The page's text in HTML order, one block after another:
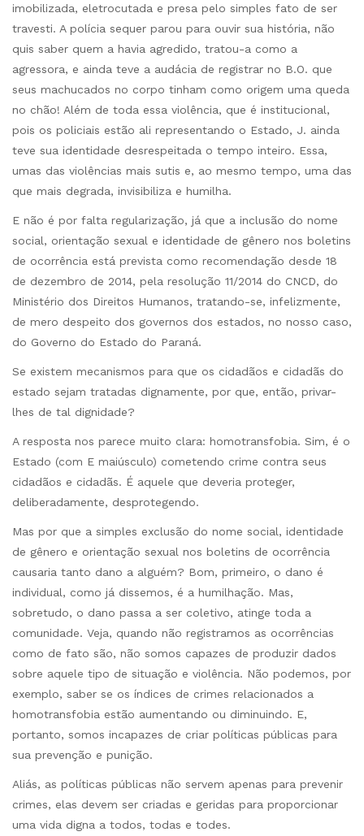
imobilizada, eletrocutada e presa pelo simples fato de ser
travesti. A polícia sequer parou para ouvir sua história, não
quis saber quem a havia agredido, tratou-a como a
agressora, e ainda teve a audácia de registrar no B.O. que
seus machucados no corpo tinham como origem uma queda
no chão! Além de toda essa violência, que é institucional,
pois os policiais estão ali representando o Estado, J. ainda
teve sua identidade desrespeitada o tempo inteiro. Essa,
umas das violências mais sutis e, ao mesmo tempo, uma das
que mais degrada, invisibiliza e humilha.
E não é por falta regularização, já que a inclusão do nome
social, orientação sexual e identidade de gênero nos boletins
de ocorrência está prevista como recomendação desde 18
de dezembro de 2014, pela resolução 11/2014 do CNCD, do
Ministério dos Direitos Humanos, tratando-se, infelizmente,
de mero despeito dos governos dos estados, no nosso caso,
do Governo do Estado do Paraná.
Se existem mecanismos para que os cidadãos e cidadãs do
estado sejam tratadas dignamente, por que, então, privar-
lhes de tal dignidade?
A resposta nos parece muito clara: homotransfobia. Sim, é o
Estado (com E maiúsculo) cometendo crime contra seus
cidadãos e cidadãs. É aquele que deveria proteger,
deliberadamente, desprotegendo.
Mas por que a simples exclusão do nome social, identidade
de gênero e orientação sexual nos boletins de ocorrência
causaria tanto dano a alguém? Bom, primeiro, o dano é
individual, como já dissemos, é a humilhação. Mas,
sobretudo, o dano passa a ser coletivo, atinge toda a
comunidade. Veja, quando não registramos as ocorrências
como de fato são, não somos capazes de produzir dados
sobre aquele tipo de situação e violência. Não podemos, por
exemplo, saber se os índices de crimes relacionados a
homotransfobia estão aumentando ou diminuindo. E,
portanto, somos incapazes de criar políticas públicas para
sua prevenção e punição.
Aliás, as políticas públicas não servem apenas para prevenir
crimes, elas devem ser criadas e geridas para proporcionar
uma vida digna a todos, todas e todes.